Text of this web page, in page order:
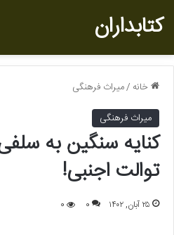
کتابداران
خانه /میراث فرهنگی
میراث فرهنگی
کنایه سنگین به
توالت اجنبی!
۲۵ آبان, ۱۴۰۲ 0
0